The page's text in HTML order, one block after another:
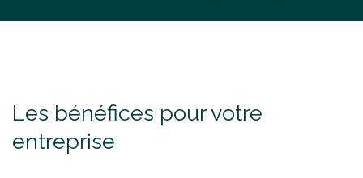
Les bénéfices pour votre
entreprise